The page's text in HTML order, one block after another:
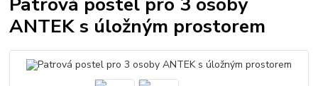
ANTEK s úložným prostorem